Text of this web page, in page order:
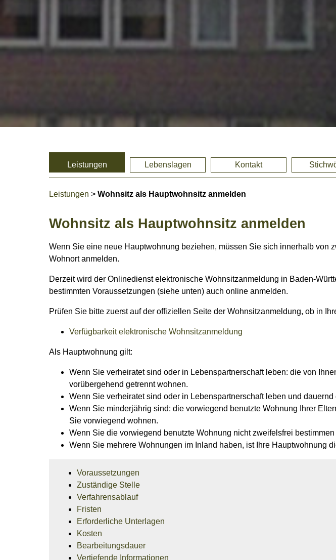
Leistungen Lebenslagen Kontakt
Leistungen > Wohnsitz als Hauptwohnsitz anmelden
Wohnsitz als Hauptwohnsitz anmelden
Wenn Sie eine neue Hauptwohnung beziehen, müssen Sie sich innerhalb
Wohnort anmelden.
Derzeit wird der Onlinedienst elektronische Wohnsitzanmeldung in Baden-
bestimmten Voraussetzungen (siehe unten) auch online anmelden.
Prüfen Sie bitte zuerst auf der offiziellen Seite der Wohnsitzanmeldung, ob in
Verfügbarkeit elektronische Wohnsitzanmeldung
Als Hauptwohnung gilt:
Wenn Sie verheiratet sind oder in Lebenspartnerschaft leben: die von
vorübergehend getrennt wohnen.
Wenn Sie verheiratet sind oder in Lebenspartnerschaft leben und
Wenn Sie minderjährig sind: die vorwiegend benutzte Wohnung Ihrer
Sie vorwiegend wohnen.
Wenn Sie die vorwiegend benutzte Wohnung nicht zweifelsfrei
Wenn Sie mehrere Wohnungen im Inland haben, ist Ihre Hauptwohnung
Voraussetzungen
Zuständige Stelle
Verfahrensablauf
Fristen
Erforderliche Unterlagen
Kosten
Bearbeitungsdauer
Vertiefende Informationen